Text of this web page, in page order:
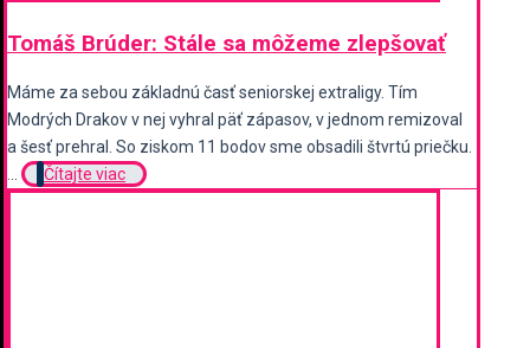
Tomáš Brúder: Stále sa môžeme zlepšovať
Máme za sebou základnú časť seniorskej extraligy. Tím
Modrých Drakov v nej vyhral päť zápasov, v jednom remizoval
a šesť prehral. So ziskom 11 bodov sme obsadili štvrtú priečku.
Čítajte viac